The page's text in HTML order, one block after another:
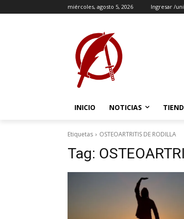
miércoles, agosto 5, 2026 Ingresar /
INICIO NOTICIAS
Etiquetas OSTEOARTRITIS DE RODILLA
Tag: